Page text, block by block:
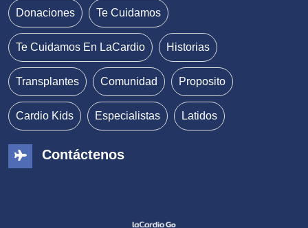
Donaciones Te Cuidamos
Te Cuidamos En LaCardio Historias
Transplantes Comunidad Proposito
Cardio Kids Especialistas Latidos
Contáctenos